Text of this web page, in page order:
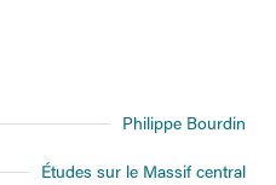
Philippe Bourdin
Études sur le Massif central